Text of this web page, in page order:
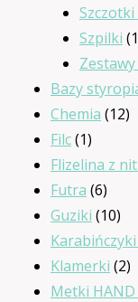
Szpilki
Zestawy
Bazy
Chemia 1212
Filc 11
Flizelina z
Futra 66
Guziki 1010
Klamerki 22
Metki HAND